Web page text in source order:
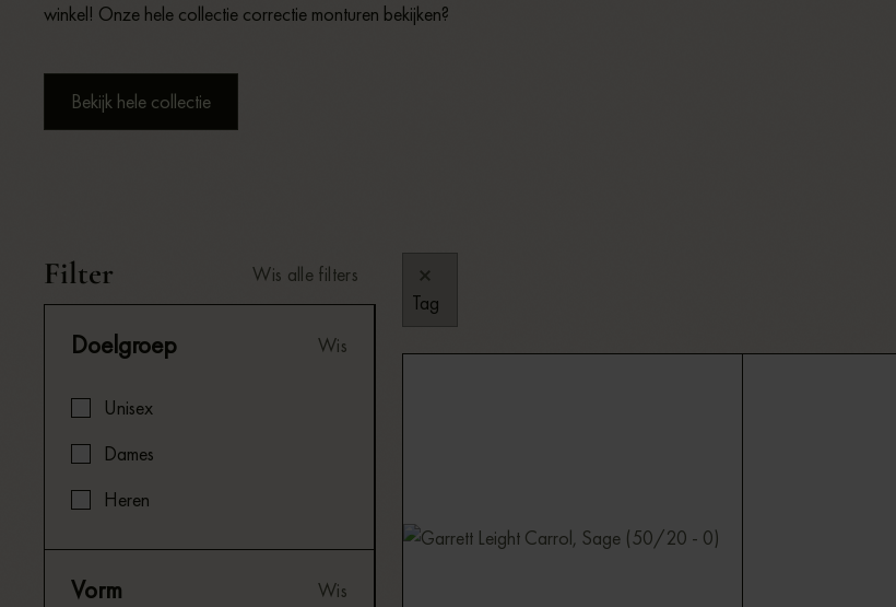
winkel! Onze hele collectie correctie monturen bekijken?
Bekijk hele collectie
Filter Wis alle filters
Doelgroep Wis
Unisex
Dames
Heren
Vorm Wis
Tag